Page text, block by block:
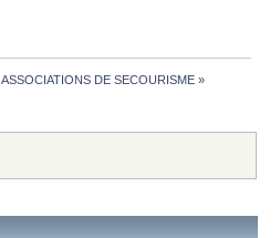
ASSOCIATIONS DE SECOURISME»